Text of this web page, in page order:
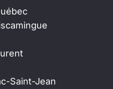
Saint-Jean